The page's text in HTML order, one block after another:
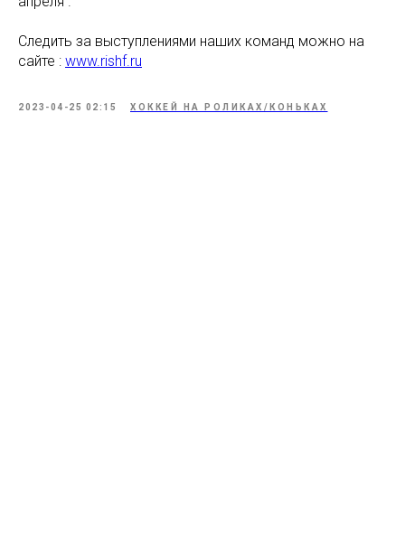
Следить за выступлениями наших команд можно на
сайте : www.rishf.ru
2023-04-25 02:15 ХОККЕЙ НА РОЛИКАХ/КОНЬКАХ